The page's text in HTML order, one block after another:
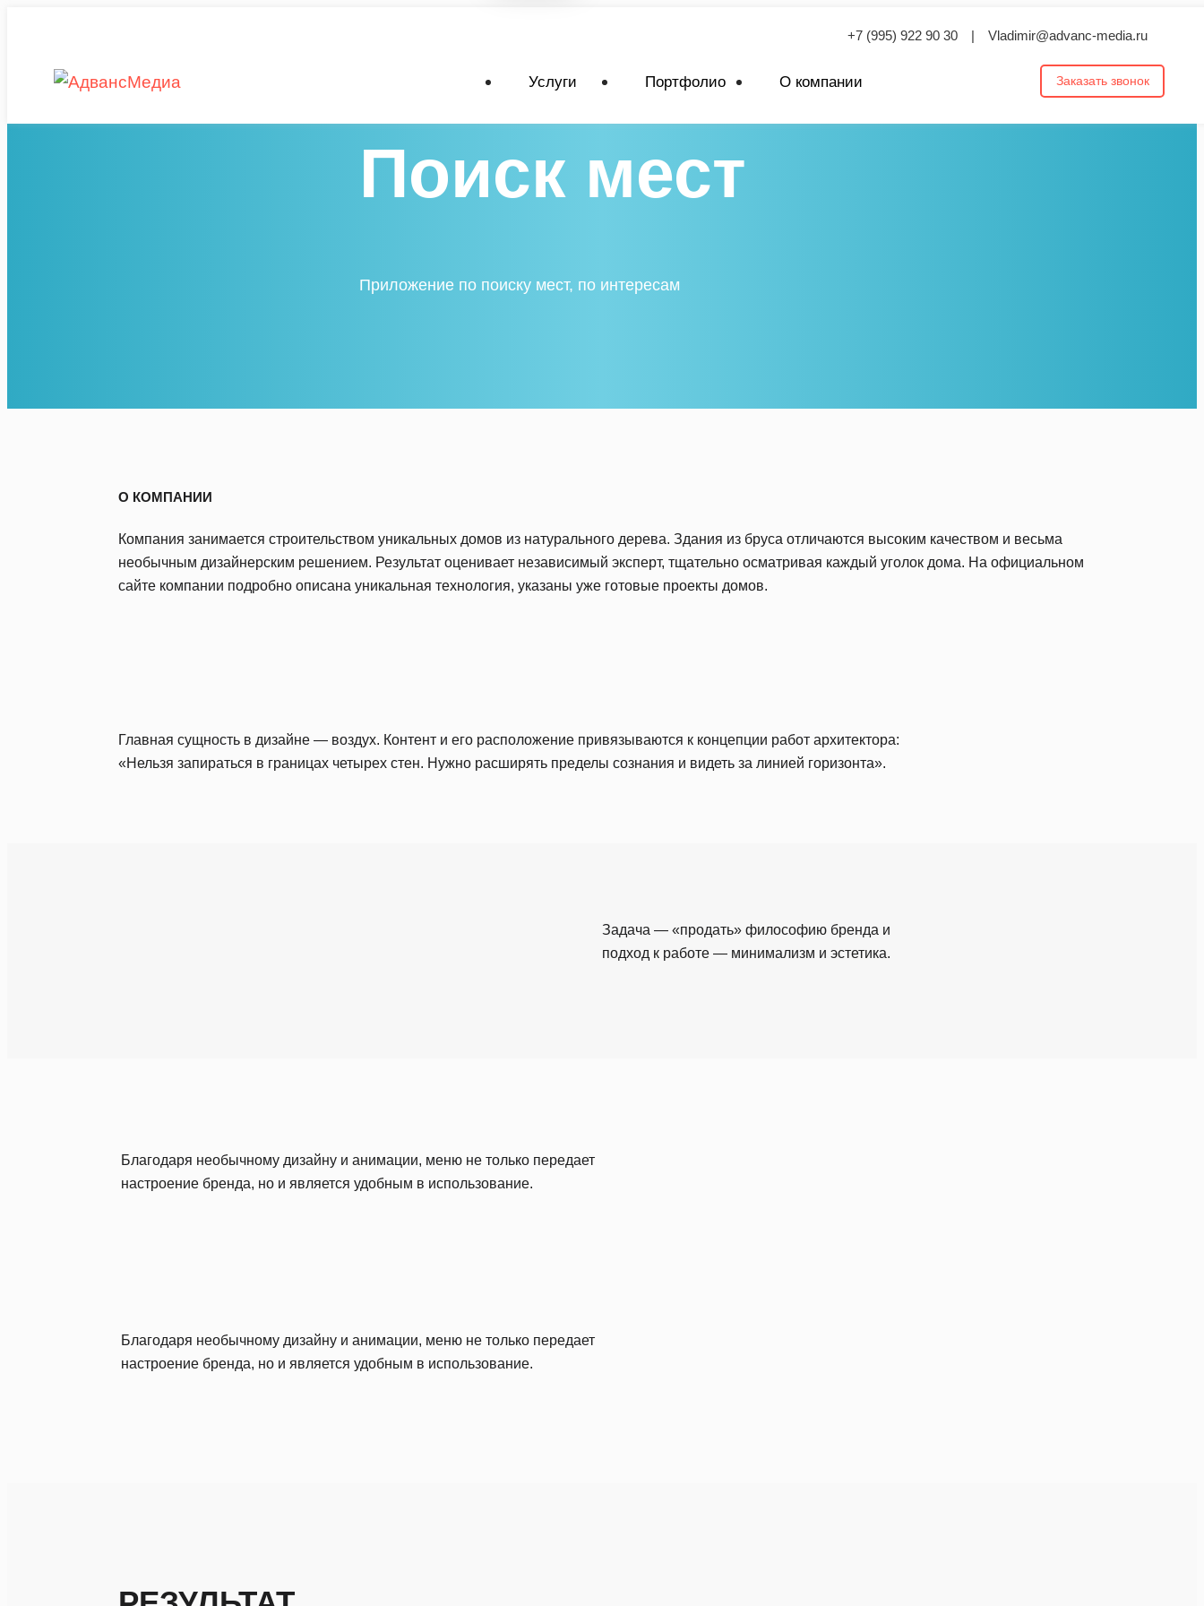
+7 (995) 922 90 30 | Vladimir@advanc-media.ru
Услуги Портфолио О компании Заказать звонок
Поиск мест
Приложение по поиску мест, по интересам
О КОМПАНИИ
Компания занимается строительством уникальных домов из натурального дерева. Здания из бруса отличаются высоким качеством и весьма
необычным дизайнерским решением. Результат оценивает независимый эксперт, тщательно осматривая каждый уголок дома. На официальном
сайте компании подробно описана уникальная технология, указаны уже готовые проекты домов.
Главная сущность в дизайне — воздух. Контент и его расположение привязываются к концепции работ архитектора:
«Нельзя запираться в границах четырех стен. Нужно расширять пределы сознания и видеть за линией горизонта».
Задача — «продать» философию бренда и
подход к работе — минимализм и эстетика.
Благодаря необычному дизайну и анимации, меню не только передает
настроение бренда, но и является удобным в использование.
Благодаря необычному дизайну и анимации, меню не только передает
настроение бренда, но и является удобным в использование.